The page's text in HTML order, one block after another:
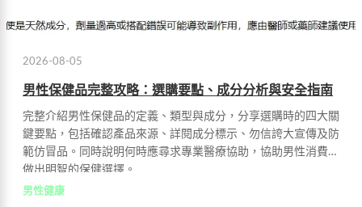
2026-08-05
男性保健品完整攻略：選購要點、成分分析與安全指南
完整介紹男性保健品的定義、類型與成分，分享選購時的四大關
鍵要點，包括確認產品來源、詳閱成分標示、勿信誇大宣傳及防
範仿冒品。同時說明何時應尋求專業醫療協助，協助男性消費者
做出明智的保健選擇。
男性健康